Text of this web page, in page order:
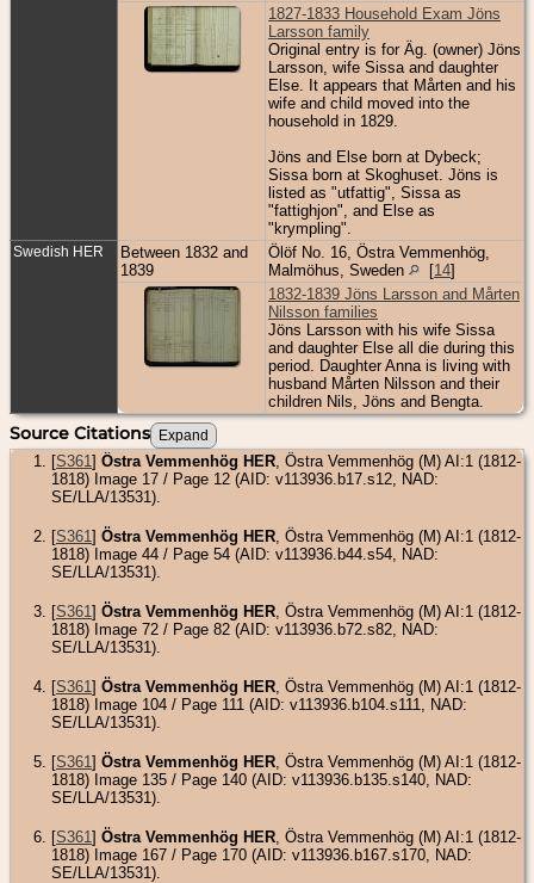
1827-1833 Household Exam Jöns
Larsson family
Original entry is for Äg. (owner) Jöns
Larsson, wife Sissa and daughter
Else. It appears that Mårten and his
wife and child moved into the
household in 1829.
Jöns and Else born at Dybeck;
Sissa born at Skoghuset. Jöns is
listed as "utfattig", Sissa as
"fattighjon", and Else as
"krympling".
Swedish HER
Between 1832 and
1839
Ölöf No. 16, Östra Vemmenhög,
Malmöhus, Sweden
[14]
1832-1839 Jöns Larsson and Mårten
Nilsson families
Jöns Larsson with his wife Sissa
and daughter Else all die during this
period. Daughter Anna is living with
husband Mårten Nilsson and their
children Nils, Jöns and Bengta.
Source Citations
[S361 ] Östra Vemmenhög HER , Östra Vemmenhög (M) AI:1 (1812-
1818) Image 17 / Page 12 (AID: v113936.b17.s12, NAD:
SE/LLA/13531).
[S361 ] Östra Vemmenhög HER , Östra Vemmenhög (M) AI:1 (1812-
1818) Image 44 / Page 54 (AID: v113936.b44.s54, NAD:
SE/LLA/13531).
[S361 ] Östra Vemmenhög HER , Östra Vemmenhög (M) AI:1 (1812-
1818) Image 72 / Page 82 (AID: v113936.b72.s82, NAD:
SE/LLA/13531).
[S361 ] Östra Vemmenhög HER , Östra Vemmenhög (M) AI:1 (1812-
1818) Image 104 / Page 111 (AID: v113936.b104.s111, NAD:
SE/LLA/13531).
[S361 ] Östra Vemmenhög HER , Östra Vemmenhög (M) AI:1 (1812-
1818) Image 135 / Page 140 (AID: v113936.b135.s140, NAD:
SE/LLA/13531).
[S361 ] Östra Vemmenhög HER , Östra Vemmenhög (M) AI:1 (1812-
1818) Image 167 / Page 170 (AID: v113936.b167.s170, NAD:
SE/LLA/13531).